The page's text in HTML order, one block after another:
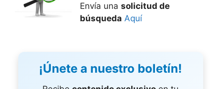
Envía una solicitud de
búsqueda Aquí
¡Únete a nuestro boletín!